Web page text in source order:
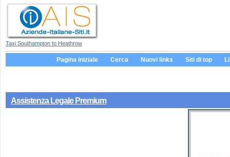
Taxi Southampton to Heathrow
Pagina iniziale Cerca Nuovi links Siti di top
Assistenza Legale Premium